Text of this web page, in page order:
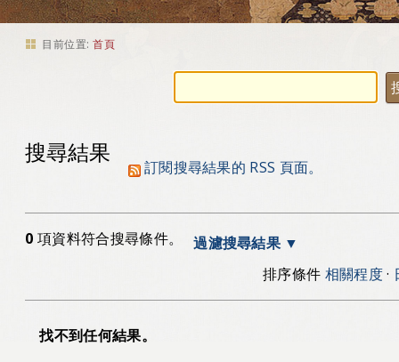
目前位置: 首頁
搜尋結果
訂閱搜尋結果的 RSS 頁面。
0 項資料符合搜尋條件。
過濾搜尋結果
排序條件 相關程度·
找不到任何結果。